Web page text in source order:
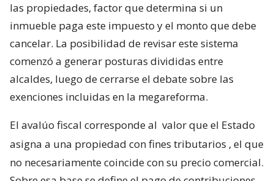
las propiedades, factor que determina si un
inmueble paga este impuesto y el monto que debe
cancelar. La posibilidad de revisar este sistema
comenzó a generar posturas divididas entre
alcaldes, luego de cerrarse el debate sobre las
exenciones incluidas en la megareforma.
El avalúo fiscal corresponde al valor que el Estado
asigna a una propiedad con fines tributarios , el que
no necesariamente coincide con su precio comercial.